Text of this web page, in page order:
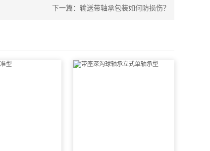
下一篇：输送带轴承包装如何防损伤？